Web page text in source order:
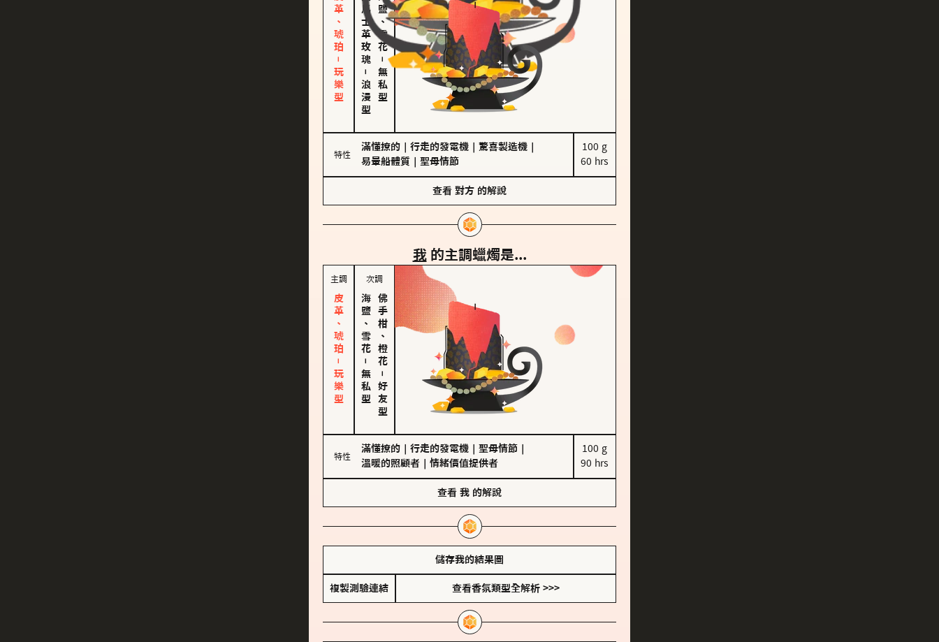
皮革、琥珀－玩樂型 大馬士革玫瑰
－
浪漫型
海鹽、雪花
－
無私型
特性
滿懂撩的 行走的發電機 驚喜製造機
易暈船體質
聖母情節
100 g
60 hrs
查看 對方 的解說
我 的主調蠟燭是...
主調
皮革、琥珀－玩樂型
次調
海鹽、雪花
－
無私型
佛手柑、橙花
－
好友型
特性
滿懂撩的 行走的發電機 聖母情節
溫暖的照顧者
情緒價值提供者
100 g
90 hrs
查看 我 的解說
儲存我的結果圖
複製測驗連結 查看香氛類型全解析 >>>